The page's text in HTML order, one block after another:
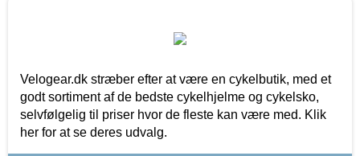
Velogear.dk stræber efter at være en cykelbutik, med et
godt sortiment af de bedste cykelhjelme og cykelsko,
selvfølgelig til priser hvor de fleste kan være med. Klik
her for at se deres udvalg.